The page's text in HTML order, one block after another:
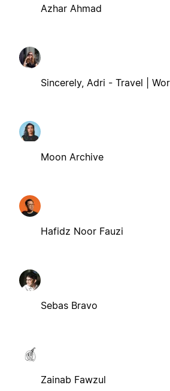
Azhar Ahmad
Sincerely, Adri - Travel |
Moon Archive
Hafidz Noor Fauzi
Sebas Bravo
Zainab Fawzul